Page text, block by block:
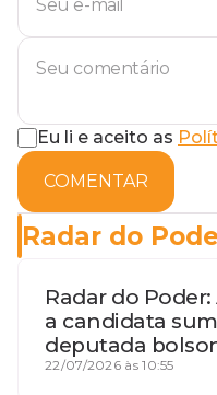
Eu li e aceito as
COMENTAR
Radar do
Radar do
a candidata
deputada
discórdia
22/07/2026 às 10:55